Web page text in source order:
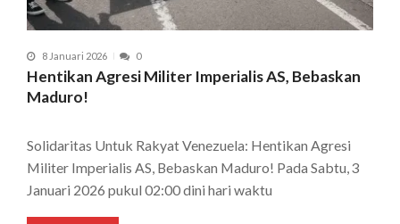
8 Januari 2026 0
Hentikan Agresi Militer Imperialis AS, Bebaskan
Maduro!
Solidaritas Untuk Rakyat Venezuela: Hentikan Agresi
Militer Imperialis AS, Bebaskan Maduro! Pada Sabtu, 3
Januari 2026 pukul 02:00 dini hari waktu